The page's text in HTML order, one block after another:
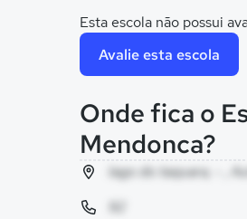
Esta escola não possui
Avalie esta escola
Onde fica o
Mendonca?
lago do taquara, - ,
92